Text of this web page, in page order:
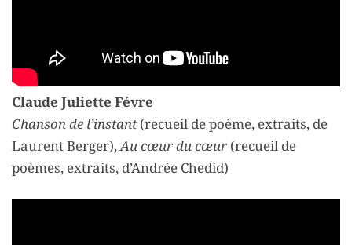
Claude Juliette Févre
Chanson de l’instant(recueil de poème, extraits, de
Laurent Berger),Au cœur du cœur (recueil de
poèmes, extraits, d’Andrée Chedid)